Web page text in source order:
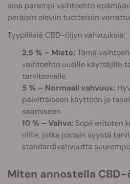
aina parempi vaihtoehto
peräisin oleviin tuotteisiin
Tyypillisiä CBD-öljyn vahvuuksia:
2,5 % – Mieto: Tämä
vaihtoehto uusille käyttäjille
tarvitsevalle.
5 % – Normaali vahvuus:
päivittäiseen käyttöön ja
saamiseen
10 % – Vahva: Sopii eritoten
niille, jotka jostain syystä
standardivahvuutta
Miten annostella